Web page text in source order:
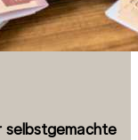
selbstgemachte